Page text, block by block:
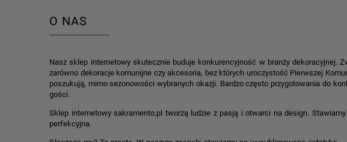
O NAS
Nasz sklep internetowy skutecznie buduje konkurencyjność w branży dekoracyjnej.
zarówno dekoracje komunijne czy akcesoria, bez których uroczystość Pierwszej
poszukują, mimo sezonowości wybranych okazji. Bardzo często przygotowania do
gości.
Sklep internetowy sakramento.pl tworzą ludzie z pasją i otwarci na design.
perfekcyjna.